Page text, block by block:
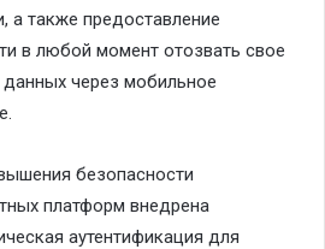
а также предоставление
в любой момент отозвать свое
через мобильное
безопасности
платформ внедрена
аутентификация для